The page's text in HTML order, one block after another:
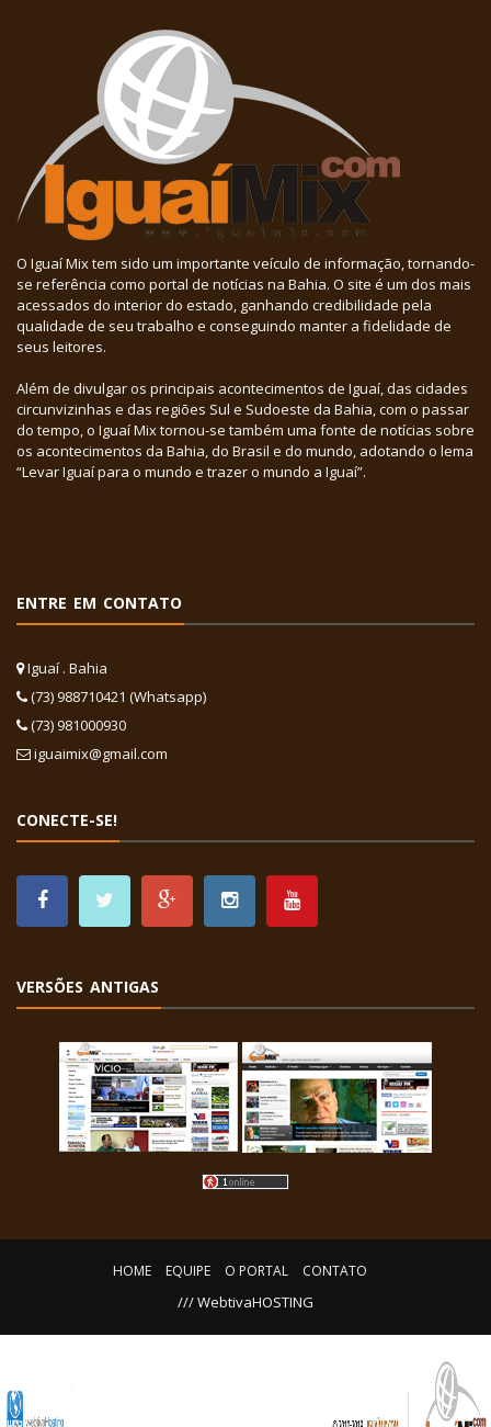
O Iguaí Mix tem sido um importante veículo de informação, tornando-
se referência como portal de notícias na Bahia. O site é um dos mais
acessados do interior do estado, ganhando credibilidade pela
qualidade de seu trabalho e conseguindo manter a fidelidade de
seus leitores.
Além de divulgar os principais acontecimentos de Iguaí, das cidades
circunvizinhas e das regiões Sul e Sudoeste da Bahia, com o passar
do tempo, o Iguaí Mix tornou-se também uma fonte de notícias sobre
os acontecimentos da Bahia, do Brasil e do mundo, adotando o lema
“Levar Iguaí para o mundo e trazer o mundo a Iguaí”.
ENTRE EM CONTATO
Iguaí . Bahia
(73) 988710421 (Whatsapp)
(73) 981000930
iguaimix@gmail.com
CONECTE-SE!
VERSÕES ANTIGAS
HOME EQUIPE O PORTAL CONTATO
/// WebtivaHOSTING